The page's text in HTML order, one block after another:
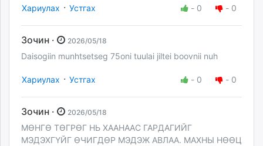
Хариулах · Устгах - 0 - 0
Зочин · 2026/05/18
Daisogiin munhtsetseg 75oni tuulai jiltei boovnii nuh
Хариулах · Устгах - 0 - 0
Зочин · 2026/05/18
МӨНГӨ ТӨГРӨГ НЬ ХААНААС ГАРДАГИЙГ
МЭДЭХГҮЙГ ӨЧИГДӨР МЭДЭЖ АВЛАА. МАХНЫ НӨӨЦ